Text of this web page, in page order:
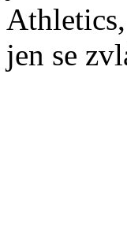
jen se